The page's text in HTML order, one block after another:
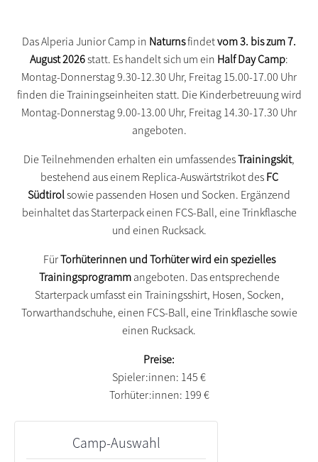
Das Alperia Junior Camp in Naturnsfindetvom 3. bis zum 7.
August 2026statt. Es handelt sich um ein Half Day Camp:
Montag-Donnerstag 9.30-12.30 Uhr, Freitag 15.00-17.00 Uhr
finden die Trainingseinheiten statt. Die Kinderbetreuung wird
Montag-Donnerstag 9.00-13.00 Uhr, Freitag 14.30-17.30 Uhr
angeboten.
Die Teilnehmenden erhalten ein umfassendesTrainingskit,
bestehend aus einem Replica-Auswärtstrikot des FC
Südtirolsowie passenden Hosen und Socken. Ergänzend
beinhaltet das Starterpack einen FCS-Ball, eine Trinkflasche
und einen Rucksack.
FürTorhüterinnen und Torhüter wird ein spezielles
Trainingsprogrammangeboten. Das entsprechende
Starterpack umfasst ein Trainingsshirt, Hosen, Socken,
Torwarthandschuhe, einen FCS-Ball, eine Trinkflasche sowie
einen Rucksack.
Preise:
Spieler:innen: 145 €
Torhüter:innen: 199 €
Camp-Auswahl